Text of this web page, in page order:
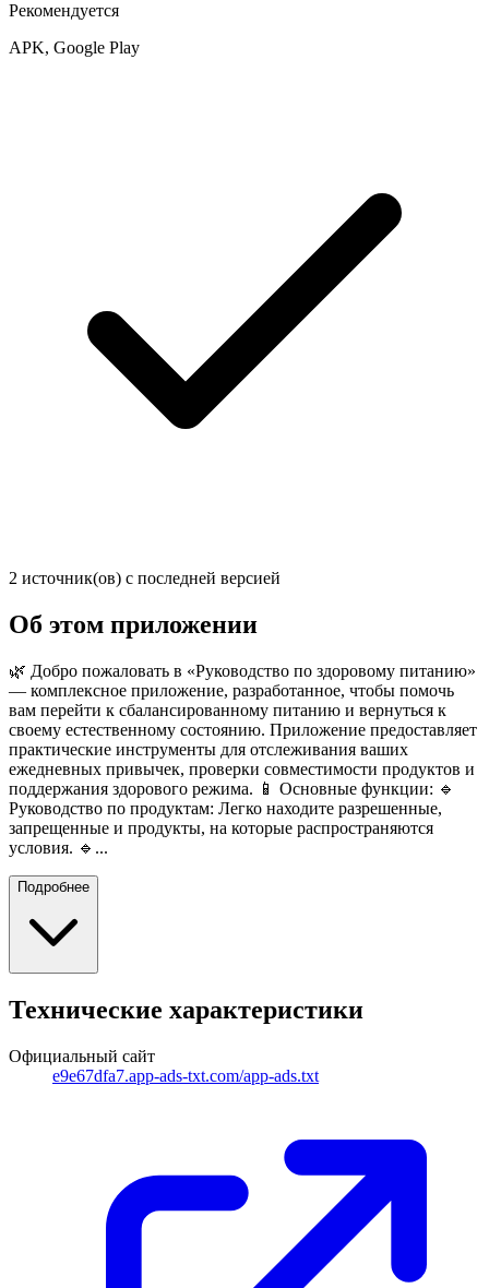
Рекомендуется
APK, Google Play
2 источник(ов) с последней версией
Об этом приложении
🌿 Добро пожаловать в «Руководство по здоровому питанию»
— комплексное приложение, разработанное, чтобы помочь
вам перейти к сбалансированному питанию и вернуться к
своему естественному состоянию. Приложение предоставляет
практические инструменты для отслеживания ваших
ежедневных привычек, проверки совместимости продуктов и
поддержания здорового режима. 📱 Основные функции: 🔹
Руководство по продуктам: Легко находите разрешенные,
запрещенные и продукты, на которые распространяются
условия. 🔹...
Подробнее
Технические характеристики
Официальный сайт
e9e67dfa7.app-ads-txt.com/app-ads.txt